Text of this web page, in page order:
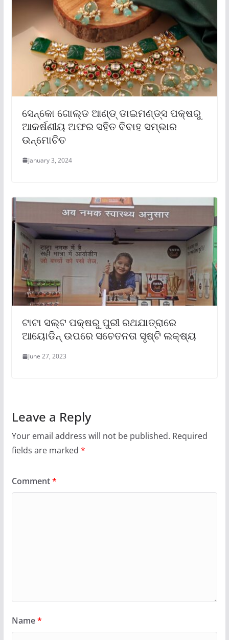
ସେନ୍‌କୋ ଗୋଲ୍ଡ ଆଣ୍ଡ୍ ଡାଇମଣ୍ଡ୍‌ସ ପକ୍ଷରୁ
ଆକର୍ଷଣୀୟ ଅଫର ସହିତ ବିବାହ ସମ୍ଭାର
ଉନ୍ମୋଚିତ
January 3, 2024
ଟାଟା ସଲ୍ଟ ପକ୍ଷରୁ ପୁରୀ ରଥଯାତ୍ରାରେ
ଆୟୋଡିନ୍ ଉପରେ ସଚେତନତା ସୃଷ୍ଟି ଲକ୍ଷ୍ୟ
June 27, 2023
Leave a Reply
Your email address will not be published. Required
fields are marked *
Comment*
Name*